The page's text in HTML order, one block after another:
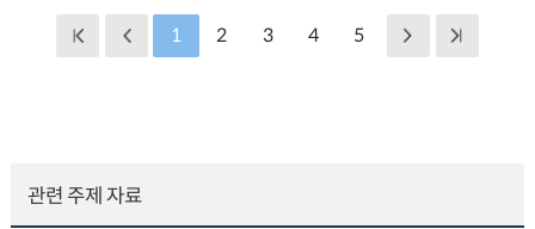
1 2 3 4 5
관련 주제 자료